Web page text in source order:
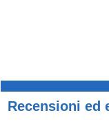
Recensioni ed